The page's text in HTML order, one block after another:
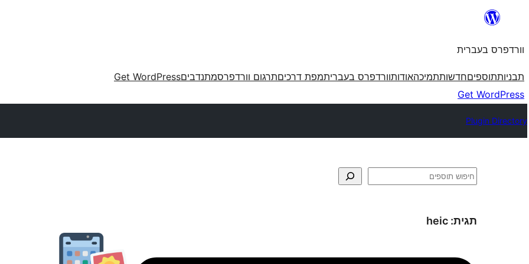
וורדפרס בעברית
תבניותתוספיםחדשותתמיכהאודותוורדפרס בעבריתמפת דרכיםתרגום וורדפרסמתנדביםGet WordPress
Get WordPress
Plugin Directory
חיפוש
תגית: heic